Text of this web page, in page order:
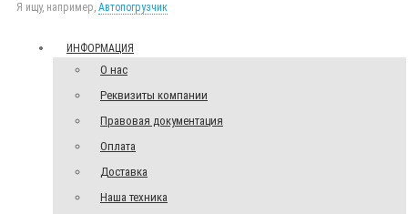
Я ищу, например, Автопогрузчик
ИНФОРМАЦИЯ
О нас
Реквизиты компании
Правовая документация
Оплата
Доставка
Наша техника